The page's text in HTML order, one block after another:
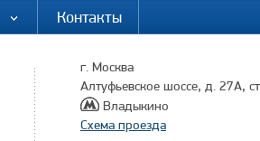
Контакты
г. Москва
Алтуфьевское шоссе, д. 27А,
Владыкино
Схема проезда